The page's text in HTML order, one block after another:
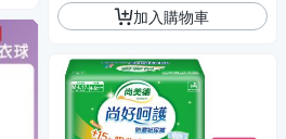
加入購物車